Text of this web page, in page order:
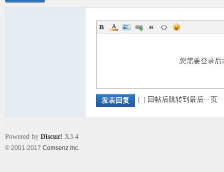
您需要登录
发表回复 回帖后跳转到最后一页
Powered by Discuz! X3.4
© 2001-2017 Comsenz Inc.